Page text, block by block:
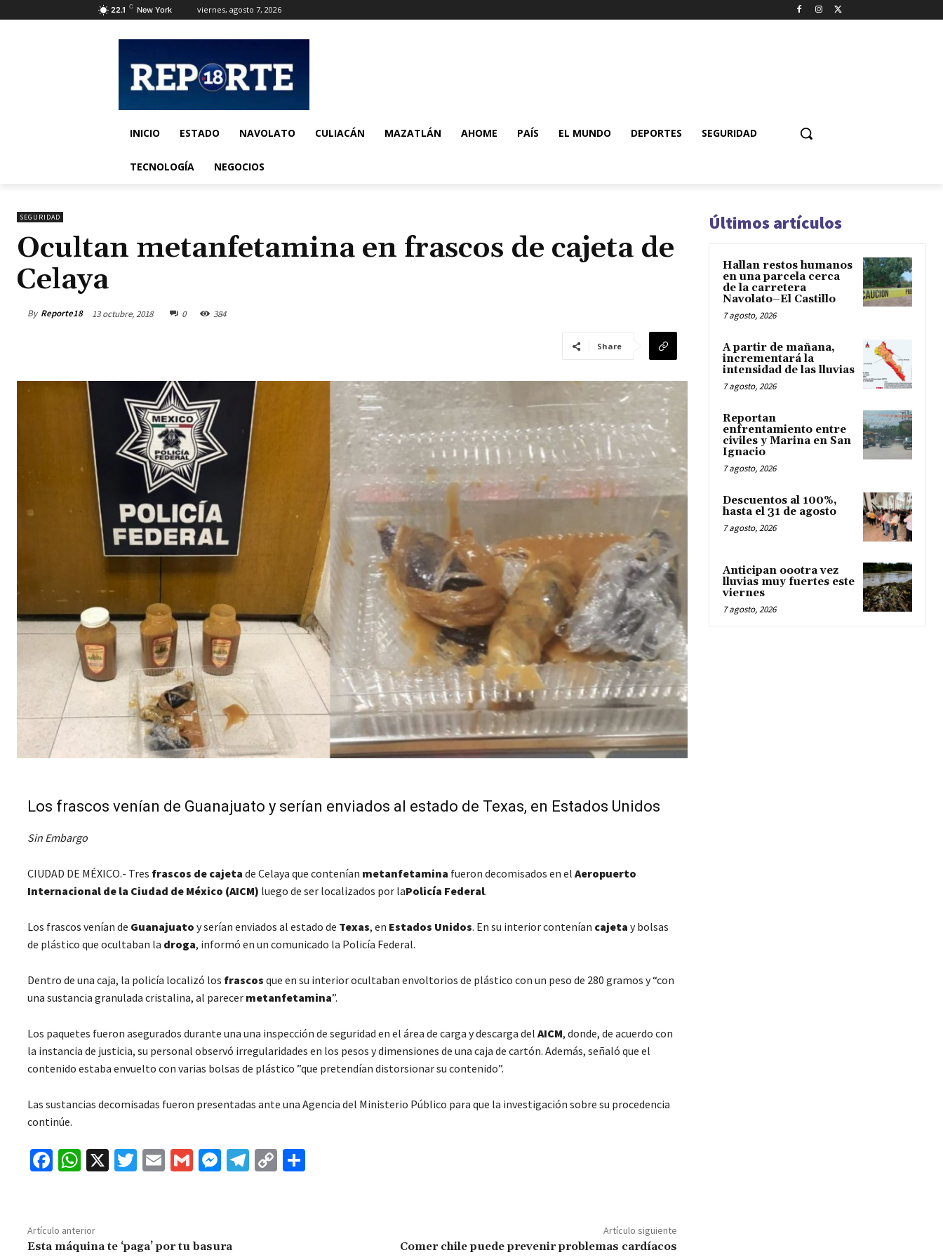
22.1 C New York viernes, agosto 7, 2026
INICIO ESTADO NAVOLATO CULIACÁN MAZATLÁN AHOME PAÍS EL MUNDO DEPORTES SEGURIDAD
TECNOLOGÍA NEGOCIOS
SEGURIDAD
Ocultan metanfetamina en frascos de cajeta de
Celaya
By Reporte18 13 octubre, 2018 0 384
Share
Los frascos venían de Guanajuato y serían enviados al estado de Texas, en Estados Unidos
Sin Embargo
CIUDAD DE MÉXICO.- Tres frascos de cajeta de Celaya que contenían metanfetamina fueron decomisados en el Aeropuerto
Internacional de la Ciudad de México (AICM) luego de ser localizados por laPolicía Federal.
Los frascos venían de Guanajuato y serían enviados al estado de Texas, en Estados Unidos. En su interior contenían cajeta y bolsas
de plástico que ocultaban la droga, informó en un comunicado la Policía Federal.
Dentro de una caja, la policía localizó los frascos que en su interior ocultaban envoltorios de plástico con un peso de 280 gramos y “con
una sustancia granulada cristalina, al parecer metanfetamina”.
Los paquetes fueron asegurados durante una una inspección de seguridad en el área de carga y descarga del AICM, donde, de acuerdo con
la instancia de justicia, su personal observó irregularidades en los pesos y dimensiones de una caja de cartón. Además, señaló que el
contenido estaba envuelto con varias bolsas de plástico ”que pretendían distorsionar su contenido”.
Las sustancias decomisadas fueron presentadas ante una Agencia del Ministerio Público para que la investigación sobre su procedencia
continúe.
Fa
o
o
W
sA
p
X
T
E
G
M
ge
Te C
Artículo anterior
Esta máquina te ‘paga’ por tu basura
Artículo siguiente
Comer chile puede prevenir problemas cardíacos
Últimos artículos
Hallan restos humanos
en una parcela cerca
de la carretera
Navolato–El Castillo
7 agosto, 2026
A partir de mañana,
incrementará la
intensidad de las lluvias
7 agosto, 2026
Reportan
enfrentamiento entre
civiles y Marina en San
Ignacio
7 agosto, 2026
Descuentos al 100%,
hasta el 31 de agosto
7 agosto, 2026
Anticipan oootra vez
lluvias muy fuertes este
viernes
7 agosto, 2026